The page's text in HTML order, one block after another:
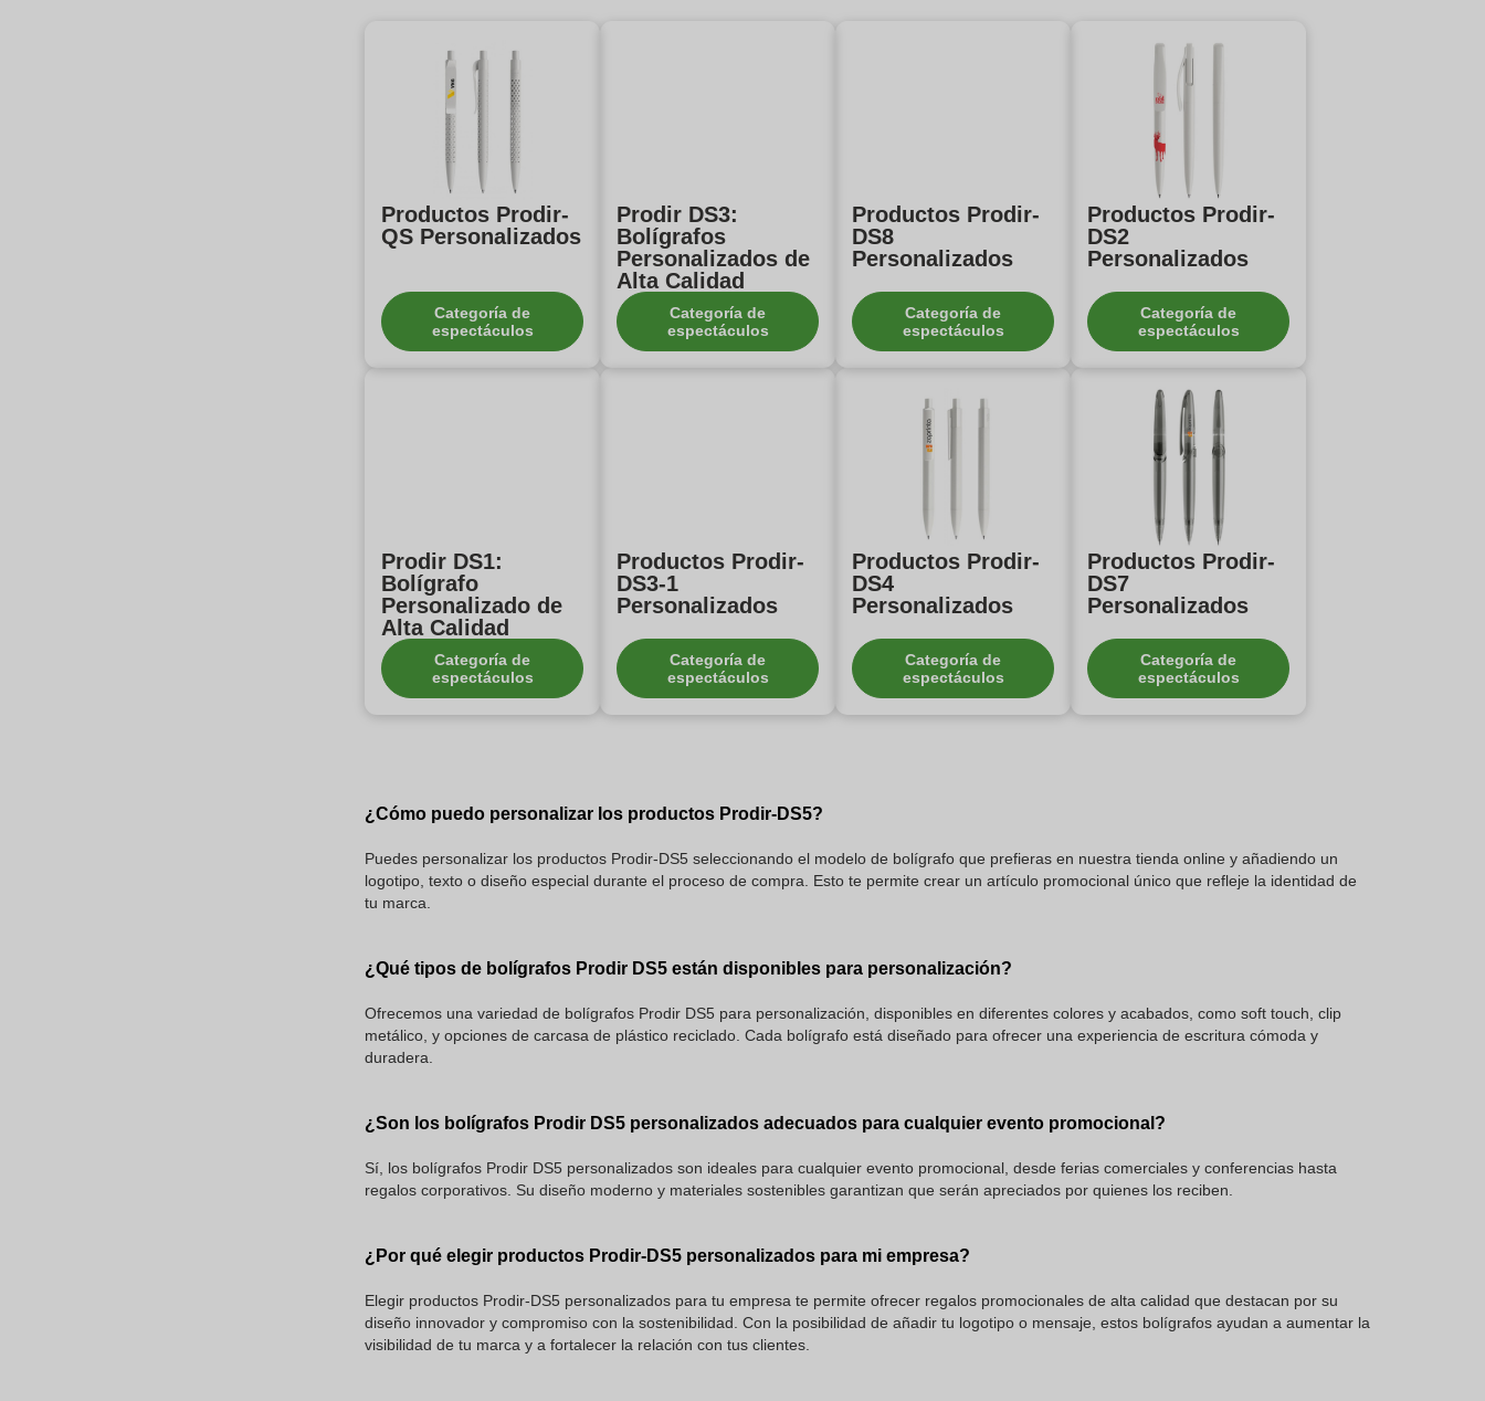
Productos Prodir-
QS Personalizados
Categoría de
espectáculos
Prodir DS3:
Bolígrafos
Personalizados de
Alta Calidad
Categoría de
espectáculos
Productos Prodir-
DS8
Personalizados
Categoría de
espectáculos
Productos Prodir-
DS2
Personalizados
Categoría de
espectáculos
Prodir DS1:
Bolígrafo
Personalizado de
Alta Calidad
Categoría de
espectáculos
Productos Prodir-
DS3-1
Personalizados
Categoría de
espectáculos
Productos Prodir-
DS4
Personalizados
Categoría de
espectáculos
Productos Prodir-
DS7
Personalizados
Categoría de
espectáculos
¿Cómo puedo personalizar los productos Prodir-DS5?
Puedes personalizar los productos Prodir-DS5 seleccionando el modelo de bolígrafo que prefieras en nuestra tienda online y añadiendo un
logotipo, texto o diseño especial durante el proceso de compra. Esto te permite crear un artículo promocional único que refleje la identidad de
tu marca.
¿Qué tipos de bolígrafos Prodir DS5 están disponibles para personalización?
Ofrecemos una variedad de bolígrafos Prodir DS5 para personalización, disponibles en diferentes colores y acabados, como soft touch, clip
metálico, y opciones de carcasa de plástico reciclado. Cada bolígrafo está diseñado para ofrecer una experiencia de escritura cómoda y
duradera.
¿Son los bolígrafos Prodir DS5 personalizados adecuados para cualquier evento promocional?
Sí, los bolígrafos Prodir DS5 personalizados son ideales para cualquier evento promocional, desde ferias comerciales y conferencias hasta
regalos corporativos. Su diseño moderno y materiales sostenibles garantizan que serán apreciados por quienes los reciben.
¿Por qué elegir productos Prodir-DS5 personalizados para mi empresa?
Elegir productos Prodir-DS5 personalizados para tu empresa te permite ofrecer regalos promocionales de alta calidad que destacan por su
diseño innovador y compromiso con la sostenibilidad. Con la posibilidad de añadir tu logotipo o mensaje, estos bolígrafos ayudan a aumentar la
visibilidad de tu marca y a fortalecer la relación con tus clientes.